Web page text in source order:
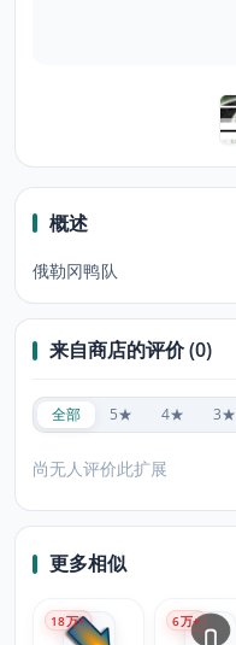
概述
俄勒冈鸭队
来自商店的评价 (0)
全部 5★ 4★ 3★
尚无人评价此扩展
更多相似
18万+ 6万+